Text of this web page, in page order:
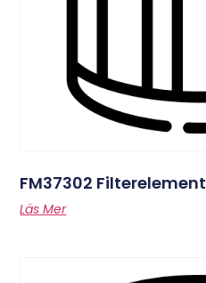
FM37302 Filterelement
Läs Mer